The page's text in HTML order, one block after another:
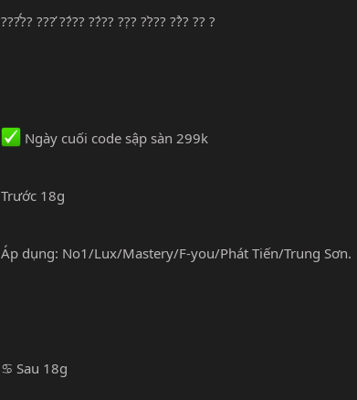
???̂́?? ???̛ ??́?? ??́?? ??̣? ??̀?? ??̉? ?? ?
Ngày cuối code sập sàn 299k
Trước 18g
Áp dụng: No1/Lux/Mastery/F-you/Phát Tiến/Trung Sơn.
♋️ Sau 18g